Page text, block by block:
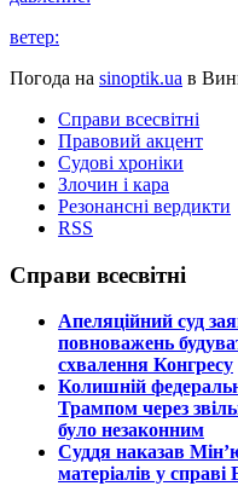
ветер:
Погода на sinoptik.ua в
Справи всесвітні
Правовий акцент
Судові хроніки
Злочин і кара
Резонансні вердикти
RSS
Справи всесвітні
​Апеляційний суд
повноважень
схвалення Конгресу
​Колишній
Трампом через
було незаконним
​Суддя наказав
матеріалів у